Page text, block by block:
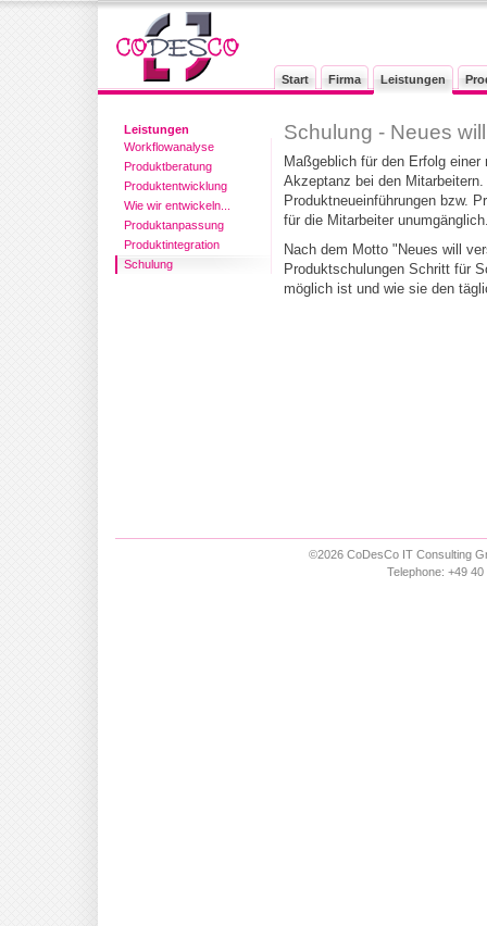
Start Firma Leistungen
Leistungen
Workflowanalyse
Produktberatung
Produktentwicklung
Wie wir entwickeln...
Produktanpassung
Produktintegration
Schulung
Schulung - Neues
Maßgeblich für den Erfolg
Akzeptanz bei den
Produktneueinführungen bzw.
für die Mitarbeiter
Nach dem Motto "Neues will
Produktschulungen Schritt für
möglich ist und wie sie den
©2026 CoDesCo IT Consulting
Telephone: +49